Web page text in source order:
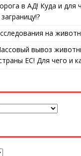
в АД! Куда и для
на
вывоз
ЕС! Для чего и